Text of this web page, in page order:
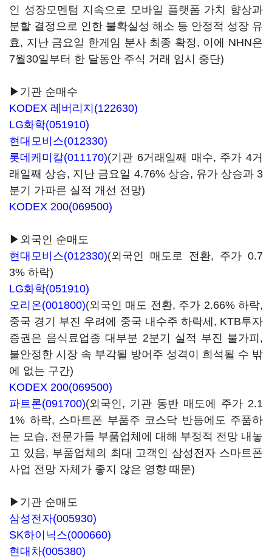
인 성장모멘텀 지속으로 모바일 플랫폼 가치 향상과
분할 결정으로 인한 불확실성 해소 등 안정적 성장 유
효, 지난 금요일 한게임 분사 최종 확정, 이에 NHN은
7월30일부터 한 달동안 주식 거래 임시 중단)
▶기관 순매수
KODEX 레버리지(122630)
LG화학(051910)
현대모비스(012330)
롯데케미칼(011170)(기관 6거래일째 매수, 주가 4거
래일째 상승, 지난 금요일 4.76% 상승, 유가 상승과 3
분기 가파른 실적 개선 전망)
KODEX 200(069500)
▶외국인 순매도
현대모비스(012330)(외국인 매도로 전환, 주가 0.7
3% 하락)
LG화학(051910)
오리온(001800)(외국인 매도 전환, 주가 2.66% 하락,
중국 경기 부진 우려에 중국 내수주 하락세, KTB투자
증권은 음식료업종 대부분 2분기 실적 부진 불가피,
불안정한 시장 속 부각될 방어주 성격이 희석될 수 밖
에 없는 구간)
KODEX 200(069500)
파트론(091700)(외국인, 기관 동반 매도에 주가 2.1
1% 하락, 스마트폰 부품주 코스닥 반등에도 주품하
는 모습, 전문가들 부품업체에 대해 부정적 전망 내놓
고 있음, 부품업체의 최대 고객인 삼성전자 스마트폰
사업 전망 자체가 좋지 않은 영향 때문)
▶기관 순매도
삼성전자(005930)
SK하이닉스(000660)
현대차(005380)